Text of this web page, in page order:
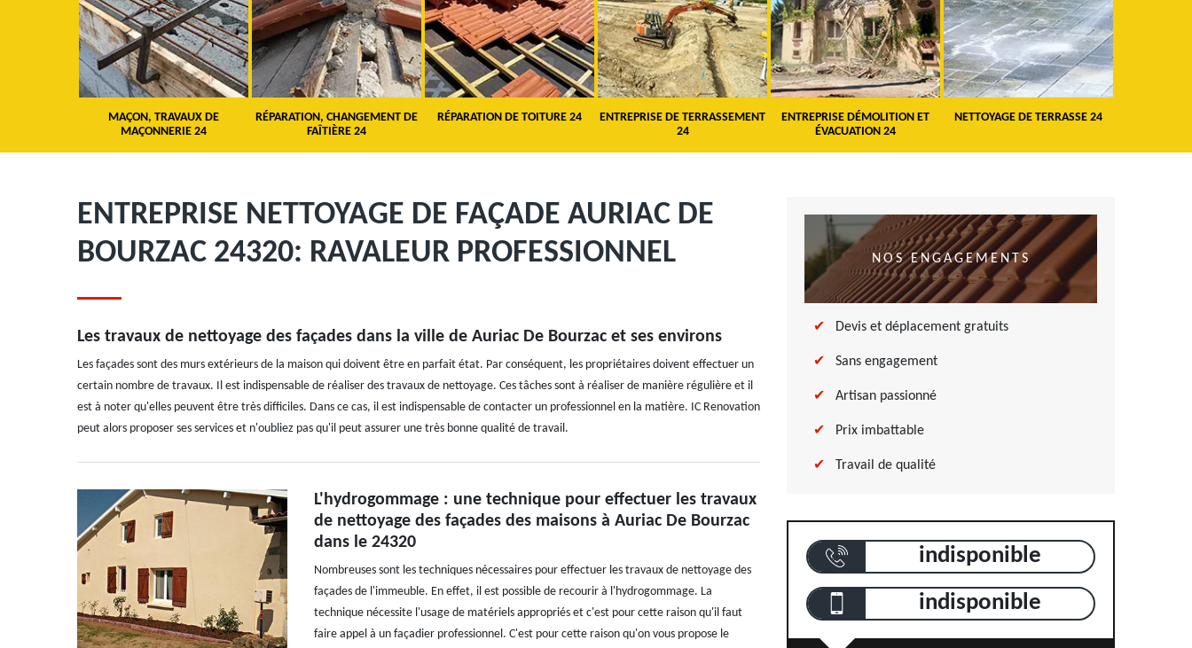
MAÇON, TRAVAUX DE
MAÇONNERIE 24
RÉPARATION, CHANGEMENT DE
FAÎTIÈRE 24
RÉPARATION DE TOITURE 24
ENTREPRISE DE TERRASSEMENT
24
ENTREPRISE DÉMOLITION ET
ÉVACUATION 24
NETTOYAGE DE TERRASSE 24
ENTREPRISE NETTOYAGE DE FAÇADE AURIAC DE
BOURZAC 24320: RAVALEUR PROFESSIONNEL
Les travaux de nettoyage des façades dans la ville de Auriac De Bourzac et ses environs
Les façades sont des murs extérieurs de la maison qui doivent être en parfait état. Par conséquent, les propriétaires doivent effectuer un
certain nombre de travaux. Il est indispensable de réaliser des travaux de nettoyage. Ces tâches sont à réaliser de manière régulière et il
est à noter qu'elles peuvent être très difficiles. Dans ce cas, il est indispensable de contacter un professionnel en la matière. IC Renovation
peut alors proposer ses services et n'oubliez pas qu'il peut assurer une très bonne qualité de travail.
L'hydrogommage : une technique pour effectuer les travaux
de nettoyage des façades des maisons à Auriac De Bourzac
dans le 24320
Nombreuses sont les techniques nécessaires pour effectuer les travaux de nettoyage des
façades de l'immeuble. En effet, il est possible de recourir à l'hydrogommage. La
technique nécessite l'usage de matériels appropriés et c'est pour cette raison qu'il faut
faire appel à un façadier professionnel. C'est pour cette raison qu'on vous propose le
NOS ENGAGEMENTS
Devis et déplacement gratuits
Sans engagement
Artisan passionné
Prix imbattable
Travail de qualité
indisponible
indisponible